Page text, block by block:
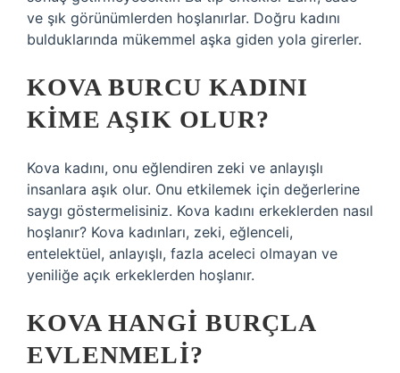
ve şık görünümlerden hoşlanırlar. Doğru kadını
bulduklarında mükemmel aşka giden yola girerler.
KOVA BURCU KADINI
KIME AŞIK OLUR?
Kova kadını, onu eğlendiren zeki ve anlayışlı
insanlara aşık olur. Onu etkilemek için değerlerine
saygı göstermelisiniz. Kova kadını erkeklerden nasıl
hoşlanır? Kova kadınları, zeki, eğlenceli,
entelektüel, anlayışlı, fazla aceleci olmayan ve
yeniliğe açık erkeklerden hoşlanır.
KOVA HANGI BURÇLA
EVLENMELI?